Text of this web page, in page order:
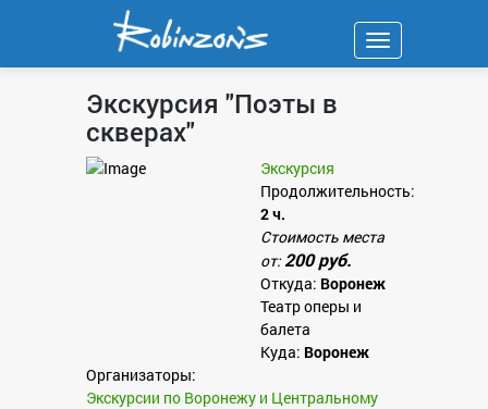
Навигация
Экскурсия "Поэты в
скверах"
Экскурсия
Продолжительность:
2 ч.
Стоимость места
от: 200 руб.
Откуда: Воронеж
Театр оперы и
балета
Куда: Воронеж
Организаторы:
Экскурсии по Воронежу и Центральному